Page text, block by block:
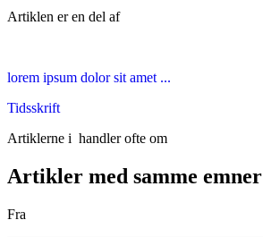
Artiklen er en del af
lorem ipsum dolor sit amet ...
Tidsskrift
Artiklerne i handler ofte om
Artikler med samme emner
Fra